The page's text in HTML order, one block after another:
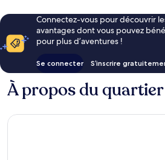
Connectez-vous pour découvrir
avantages dont vous pouvez
pour plus d’aventures !
Se connecter S’inscrire
À propos du quartier